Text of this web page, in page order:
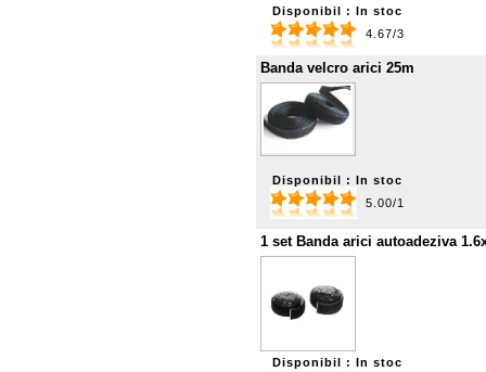
Disponibil : In stoc
4.67/3
Banda velcro arici 25m
Disponibil : In stoc
5.00/1
1 set Banda arici autoadeziva
Disponibil : In stoc